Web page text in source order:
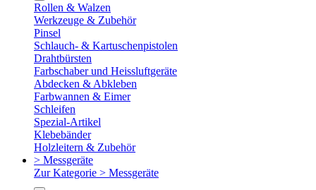
Rollen & Walzen
Werkzeuge & Zubehör
Pinsel
Schlauch- & Kartuschenpistolen
Drahtbürsten
Farbschaber und Heissluftgeräte
Abdecken & Abkleben
Farbwannen & Eimer
Schleifen
Spezial-Artikel
Klebebänder
Holzleitern & Zubehör
> Messgeräte
Zur Kategorie > Messgeräte